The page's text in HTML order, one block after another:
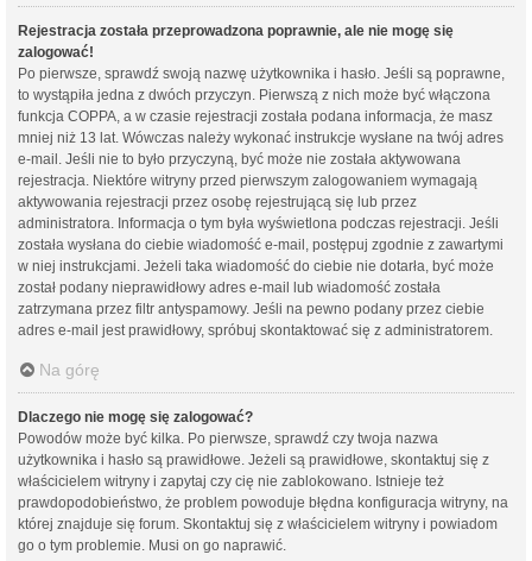
Rejestracja została przeprowadzona poprawnie, ale nie mogę się
zalogować!
Po pierwsze, sprawdź swoją nazwę użytkownika i hasło. Jeśli są poprawne,
to wystąpiła jedna z dwóch przyczyn. Pierwszą z nich może być włączona
funkcja COPPA, a w czasie rejestracji została podana informacja, że masz
mniej niż 13 lat. Wówczas należy wykonać instrukcje wysłane na twój adres
e-mail. Jeśli nie to było przyczyną, być może nie została aktywowana
rejestracja. Niektóre witryny przed pierwszym zalogowaniem wymagają
aktywowania rejestracji przez osobę rejestrującą się lub przez
administratora. Informacja o tym była wyświetlona podczas rejestracji. Jeśli
została wysłana do ciebie wiadomość e-mail, postępuj zgodnie z zawartymi
w niej instrukcjami. Jeżeli taka wiadomość do ciebie nie dotarła, być może
został podany nieprawidłowy adres e-mail lub wiadomość została
zatrzymana przez filtr antyspamowy. Jeśli na pewno podany przez ciebie
adres e-mail jest prawidłowy, spróbuj skontaktować się z administratorem.
Na górę
Dlaczego nie mogę się zalogować?
Powodów może być kilka. Po pierwsze, sprawdź czy twoja nazwa
użytkownika i hasło są prawidłowe. Jeżeli są prawidłowe, skontaktuj się z
właścicielem witryny i zapytaj czy cię nie zablokowano. Istnieje też
prawdopodobieństwo, że problem powoduje błędna konfiguracja witryny, na
której znajduje się forum. Skontaktuj się z właścicielem witryny i powiadom
go o tym problemie. Musi on go naprawić.